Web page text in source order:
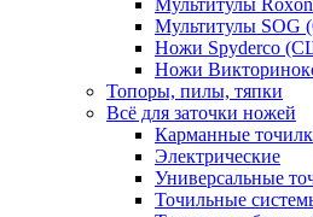
Мультитулы
Ножи Spyderco
Ножи
Топоры, пилы, тяпки
Всё для заточки ножей
Карманные
Электрические
Универсальные
Точильные